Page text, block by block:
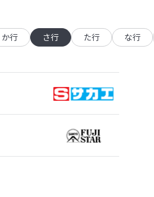
か行 さ行 た行 な行